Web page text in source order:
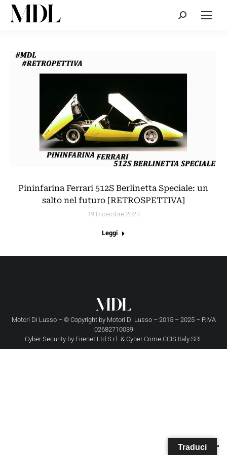
Cerca:
Pininfarina Ferrari 512S Berlinetta Speciale: un
salto nel futuro [RETROSPETTIVA]
19 Dicembre 2023
Leggi
Motori Di Lusso – © Copyright by Motori Di Lusso– 2015 – 2025 – P.IVA
02682710039
Cyber Security by Firenet Ltd S.r.l. & Cyber Crime CCIS Italy SRL
Traduci